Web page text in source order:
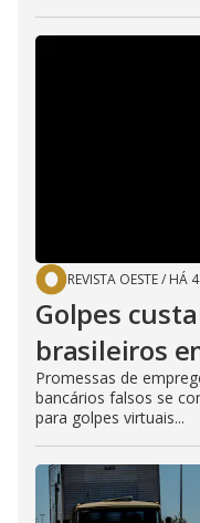
REVISTA OESTE/ HÁ
Golpes
brasileiros
Promessas de
bancários falsos se
para golpes virtuais...